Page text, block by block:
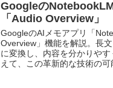
Googleの
「Audio Overview」
GoogleのAIメモアプリ「
Overview」機能を解説。長
に変換し、内容を分かりや
えて、この革新的な技術の可